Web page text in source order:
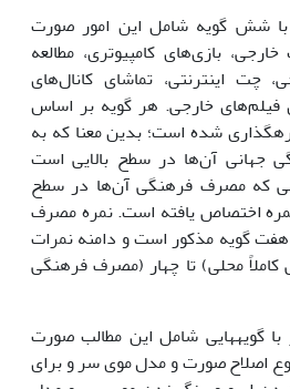
شش گویه شامل این امور صورت
بازی‌های کامپیوتری، مطالعه
چت اینترنتی، تماشای کانال‌های
فیلم‌های خارجی. هر گویه بر اساس
شده است؛ بدین معنا که به
جهانی آن‌ها در سطح بالایی است
که مصرف فرهنگی آن‌ها در سطح
اختصاص یافته است. نمره مصرف
گویه مذکور است و دامنه نمرات
محلی) تا چهار (مصرف فرهنگی
با گویه‏هایی شامل این مطالب صورت
اصلاح صورت و مدل موی سر و برای